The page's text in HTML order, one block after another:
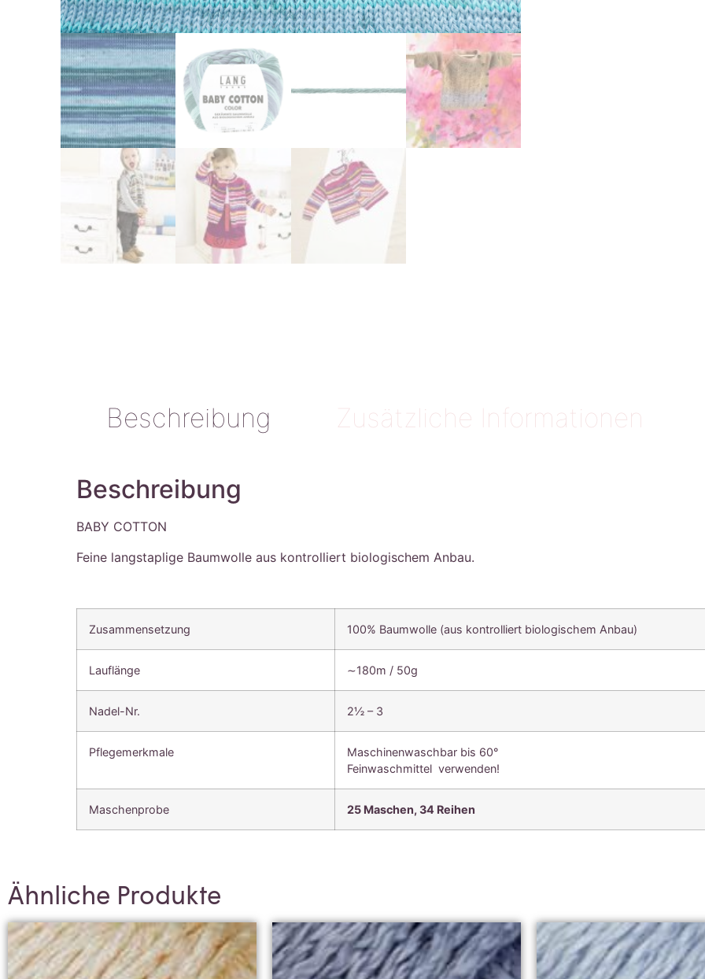
Beschreibung Zusätzliche Informationen
Beschreibung
BABY COTTON
Feine langstaplige Baumwolle aus kontrolliert biologischem Anbau.
Zusammensetzung 100% Baumwolle (aus kontrolliert biologischem Anbau)
Lauflänge ∼180m / 50g
Nadel-Nr. 2½ – 3
Pflegemerkmale
Maschinenwaschbar bis 60°
Feinwaschmittel verwenden!
Maschenprobe 25 Maschen, 34 Reihen
Ähnliche Produkte